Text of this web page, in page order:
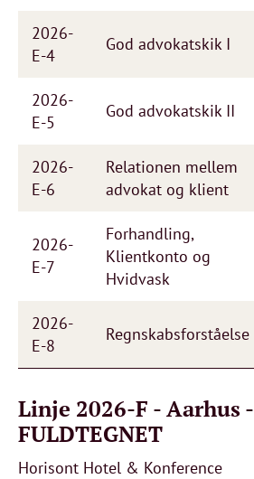
2026-
E-4
God advokatskik I
2026-
E-5
God advokatskik II
2026-
E-6
Relationen mellem
advokat og klient
2026-
E-7
Forhandling,
Klientkonto og
Hvidvask
2026-
E-8
Regnskabsforståelse
Linje 2026-F - Aarhus -
FULDTEGNET
Horisont Hotel & Konference